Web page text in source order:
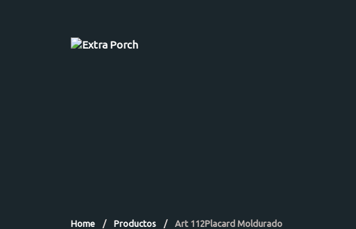
Home / Productos / Art 112Placard Moldurado